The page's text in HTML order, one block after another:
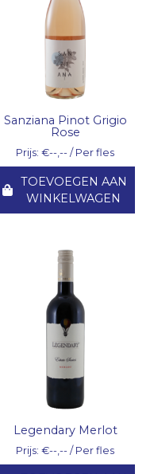
Sanziana Pinot Grigio
Rose
Prijs: €--,-- / Per fles
TOEVOEGEN AAN
WINKELWAGEN
Legendary Merlot
Prijs: €--,-- / Per fles